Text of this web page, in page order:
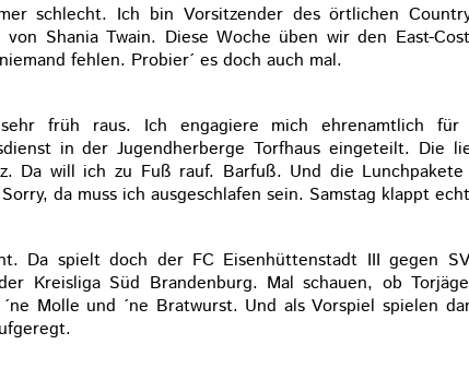
schlecht. Ich bin Vorsitzender des örtlichen
Shania Twain. Diese Woche üben wir den East-
fehlen. Probier´ es doch auch mal.
früh raus. Ich engagiere mich ehrenamtlich
in der Jugendherberge Torfhaus eingeteilt. Die
Da will ich zu Fuß rauf. Barfuß. Und die
da muss ich ausgeschlafen sein. Samstag klappt
Da spielt doch der FC Eisenhüttenstadt III gegen
Kreisliga Süd Brandenburg. Mal schauen, ob
Molle und ´ne Bratwurst. Und als Vorspiel spielen